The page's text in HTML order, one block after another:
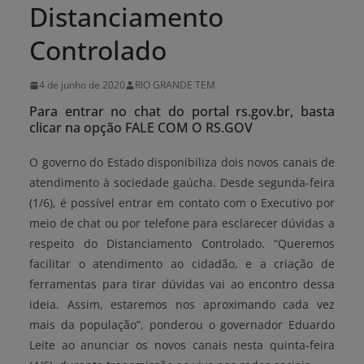
Distanciamento
Controlado
4 de junho de 2020 RIO GRANDE TEM
Para entrar no chat do portal rs.gov.br, basta
clicar na opção FALE COM O RS.GOV
O governo do Estado disponibiliza dois novos canais de
atendimento à sociedade gaúcha. Desde segunda-feira
(1/6), é possível entrar em contato com o Executivo por
meio de chat ou por telefone para esclarecer dúvidas a
respeito do Distanciamento Controlado. “Queremos
facilitar o atendimento ao cidadão, e a criação de
ferramentas para tirar dúvidas vai ao encontro dessa
ideia. Assim, estaremos nos aproximando cada vez
mais da população”, ponderou o governador Eduardo
Leite ao anunciar os novos canais nesta quinta-feira